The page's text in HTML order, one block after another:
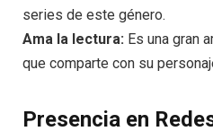
series de este género.
Ama la lectura: Es una gran
que comparte con su
Presencia en